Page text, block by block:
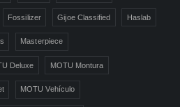
Fossilizer Gijoe Classified Haslab
Masterpiece
Deluxe MOTU Montura
MOTU Vehículo